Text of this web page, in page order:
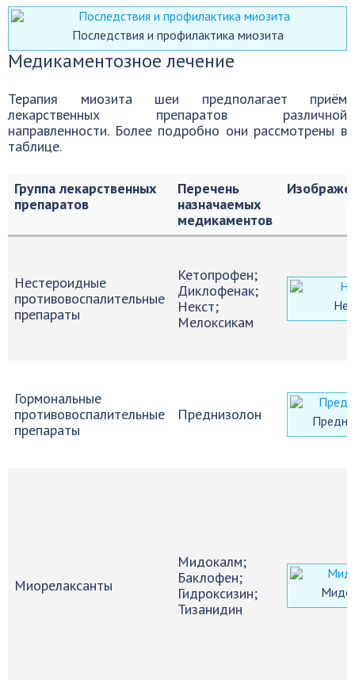
Последствия и профилактика миозита
Медикаментозное лечение
Терапия миозита шеи предполагает приём
лекарственных препаратов различной
направленности. Более подробно они рассмотрены в
таблице.
Группа лекарственных
препаратов
Перечень
назначаемых
медикаментов
Нестероидные
противовоспалительные
препараты
Кетопрофен;
Диклофенак;
Некст;
Мелоксикам
Гормональные
противовоспалительные
препараты
Преднизолон
Миорелаксанты
Мидокалм;
Баклофен;
Гидроксизин;
Тизанидин